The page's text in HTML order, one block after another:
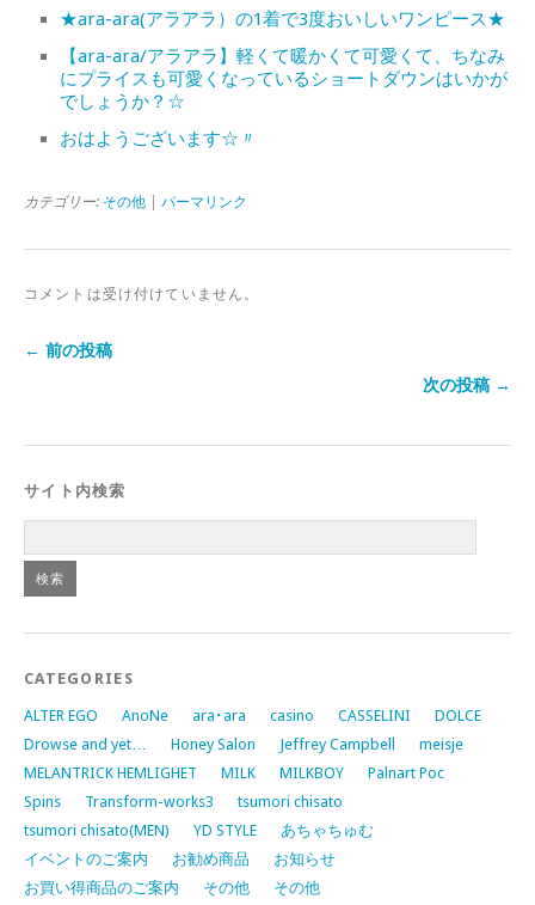
★ara-ara(アラアラ）の1着で3度おいしいワンピース★
【ara-ara/アラアラ】軽くて暖かくて可愛くて、ちなみ
にプライスも可愛くなっているショートダウンはいかが
でしょうか？☆
おはようございます☆〃
カテゴリー: その他 パーマリンク
コメントは受け付けていません。
← 前の投稿
次の投稿 →
サイト内検索
CATEGORIES
ALTER EGO AnoNe ara･ara casino CASSELINI
DOLCE
Drowse and yet…
Honey Salon Jeffrey Campbell
meisje
MELANTRICK HEMLIGHET
MILK MILKBOY
Palnart Poc
Spins
Transform-works3
tsumori chisato
tsumori chisato(MEN)
YD STYLE
あちゃちゅむ
イベントのご案内
お勧め商品
お知らせ
お買い得商品のご案内
その他
その他